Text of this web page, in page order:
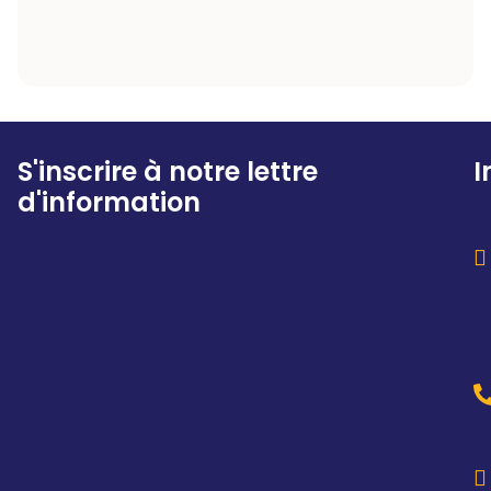
S'inscrire à notre lettre
d'information